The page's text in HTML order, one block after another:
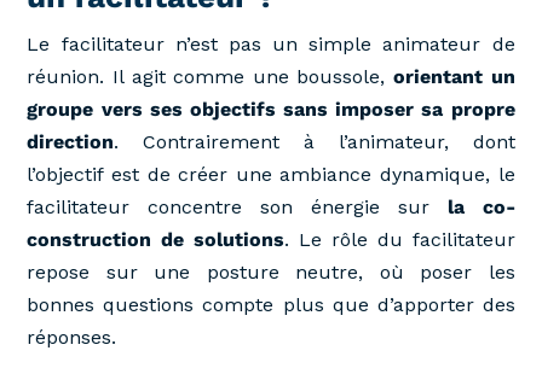
Le facilitateur n’est pas un simple animateur de
réunion. Il agit comme une boussole, orientant un
groupe vers ses objectifs sans imposer sa propre
direction. Contrairement à l’animateur, dont
l’objectif est de créer une ambiance dynamique, le
facilitateur concentre son énergie sur la co-
construction de solutions. Le rôle du facilitateur
repose sur une posture neutre, où poser les
bonnes questions compte plus que d’apporter des
réponses.